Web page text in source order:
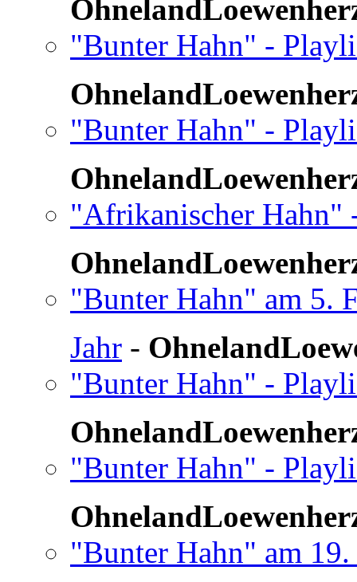
"Bunter Hahn" -
"Bunter Hahn" -
"Afrikanischer Hahn"
"Bunter Hahn" am 5.
Jahr -
"Bunter Hahn" -
"Bunter Hahn" -
"Bunter Hahn" am